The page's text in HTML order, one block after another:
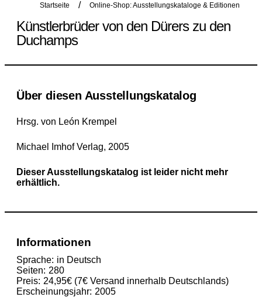
Startseite Online-Shop: Ausstellungskataloge & Editionen
Künstlerbrüder von den Dürers zu den
Duchamps
Über diesen Ausstellungskatalog
Hrsg. von León Krempel
Michael Imhof Verlag, 2005
Dieser Ausstellungskatalog ist leider nicht mehr
erhältlich.
Informationen
Sprache in Deutsch
Seiten
280
Preis 24,95€ (7€ Versand innerhalb Deutschlands)
Erscheinungsjahr 2005